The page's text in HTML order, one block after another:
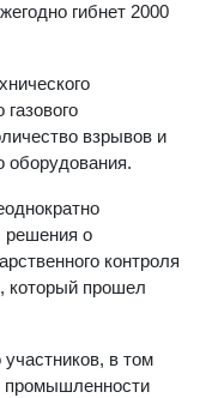
гибнет 2000
взрывов и
оборудования.
решения о
контроля
который прошел
в том
промышленности